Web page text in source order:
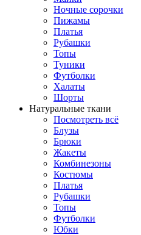
Ночные сорочки
Пижамы
Платья
Рубашки
Топы
Туники
Футболки
Халаты
Шорты
Натуральные ткани
Посмотреть всё
Блузы
Брюки
Жакеты
Комбинезоны
Костюмы
Платья
Рубашки
Топы
Футболки
Юбки